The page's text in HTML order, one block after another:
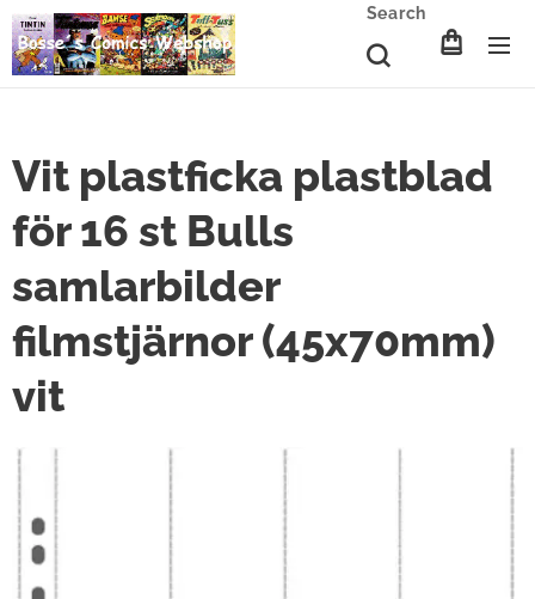
Search
Vit plastficka plastblad
för 16 st Bulls
samlarbilder
filmstjärnor (45x70mm)
vit